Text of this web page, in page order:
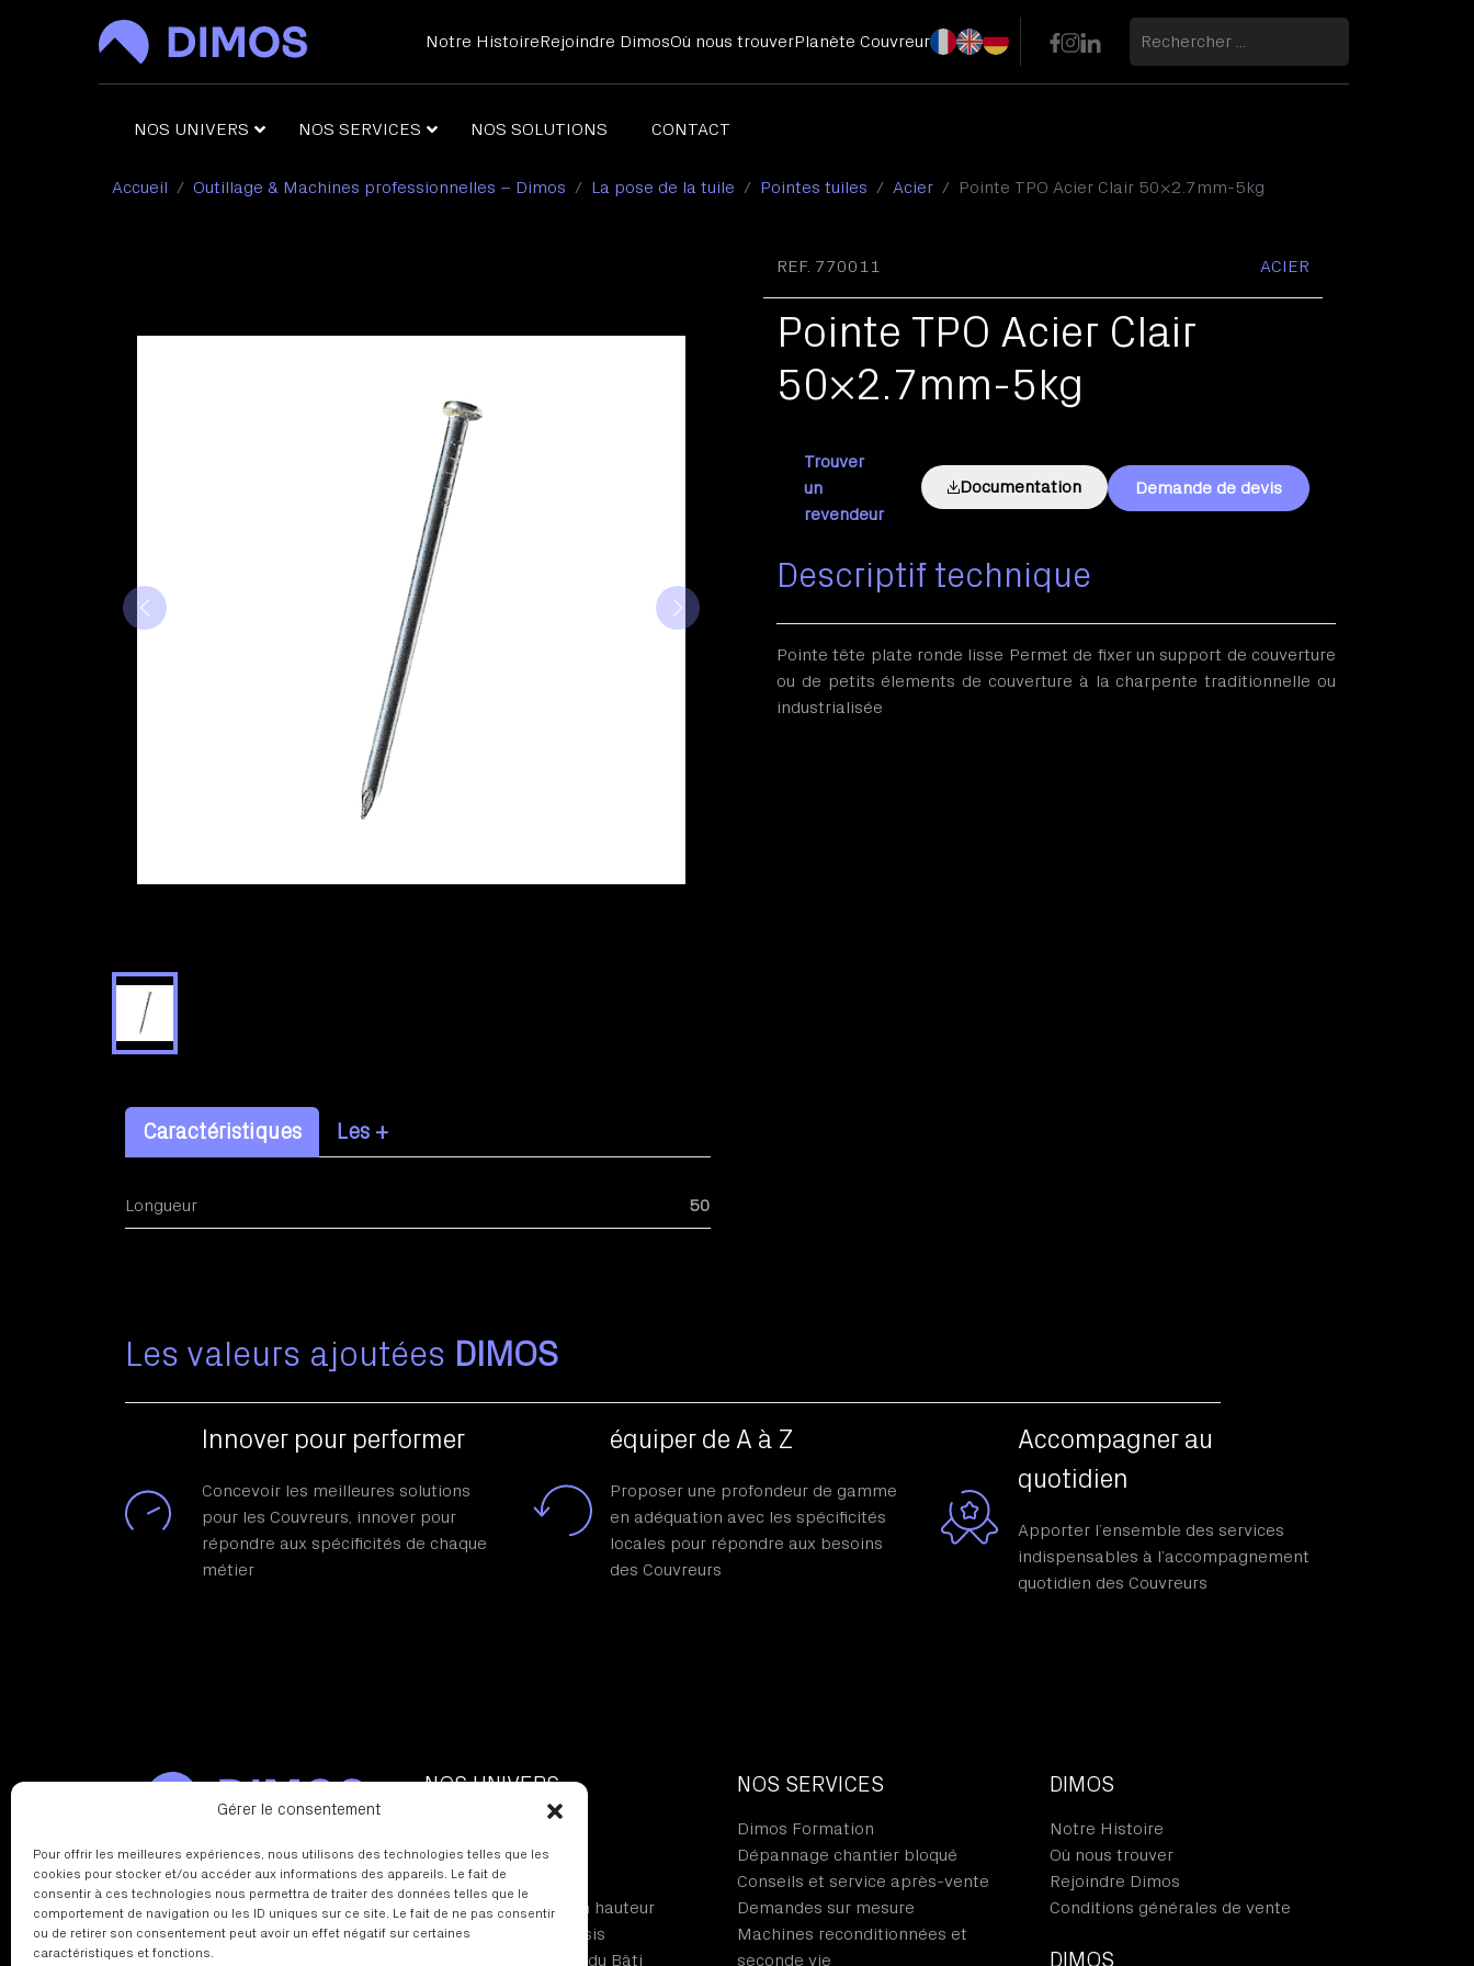
Gérer le consentement
Pour offrir les meilleures expériences, nous utilisons des technologies telles que les
cookies pour stocker et/ou accéder aux informations des appareils. Le fait de
consentir à ces technologies nous permettra de traiter des données telles que le
comportement de navigation ou les ID uniques sur ce site. Le fait de ne pas consentir
ou de retirer son consentement peut avoir un effet négatif sur certaines
caractéristiques et fonctions.
Notre HistoireRejoindre DimosOù nous trouverPlanète Couvreur
NOS UNIVERS
La pose de l'ardoise
NOS SERVICES NOS SOLUTIONS CONTACT
Accueil Outillage & Machines professionnelles – Dimos La pose de la tuile Pointes tuiles Acier Pointe TPO Acier Clair 50×2.7mm-5kg
REF. 770011 ACIER
Pointe TPO Acier Clair
50×2.7mm-5kg
Trouver
un
revendeur
Documentation Demande de devis
Descriptif technique
Pointe tête plate ronde lisse Permet de fixer un support de couverture
ou de petits élements de couverture à la charpente traditionnelle ou
industrialisée
Caractéristiques Les +
Longueur 50
Les valeurs ajoutées DIMOS
Innover pour performer
Concevoir les meilleures solutions
pour les Couvreurs, innover pour
répondre aux spécificités de chaque
métier
équiper de A à Z
Proposer une profondeur de gamme
en adéquation avec les spécificités
locales pour répondre aux besoins
des Couvreurs
Accompagner au
quotidien
Apporter l’ensemble des services
indispensables à l’accompagnement
quotidien des Couvreurs
NOS UNIVERS
La pose de l’ardoise
La pose de la tuile
Sécurité et travail en hauteur
Ventilations et Châssis
Dimax – Traitement du Bâti
NOS SERVICES
Dimos Formation
Dépannage chantier bloqué
Conseils et service après-vente
Demandes sur mesure
Machines reconditionnées et
seconde vie
DIMOS
Notre Histoire
Où nous trouver
Rejoindre Dimos
Conditions générales de vente
DIMOS